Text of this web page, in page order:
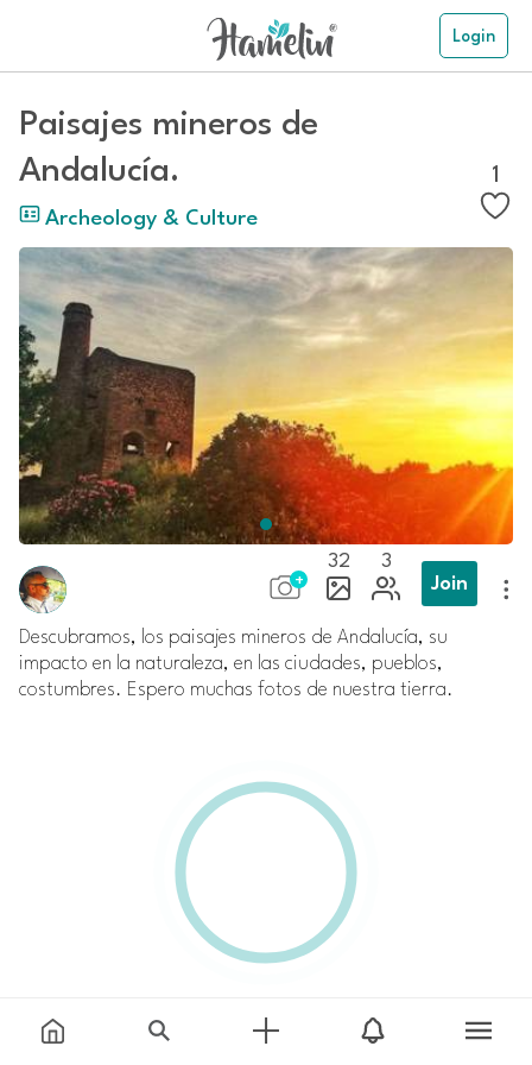
Login
Paisajes mineros de
Andalucía.
Archeology & Culture
1
32
3
Join
Descubramos, los paisajes mineros de Andalucía, su
impacto en la naturaleza, en las ciudades, pueblos,
costumbres. Espero muchas fotos de nuestra tierra.
Comment